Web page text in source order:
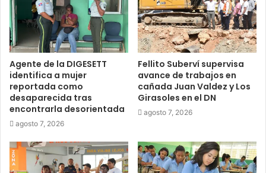
Agente de la DIGESETT
identifica a mujer
reportada como
desaparecida tras
encontrarla desorientada
agosto 7, 2026
Fellito Suberví supervisa
avance de trabajos en
cañada Juan Valdez y Los
Girasoles en el DN
agosto 7, 2026